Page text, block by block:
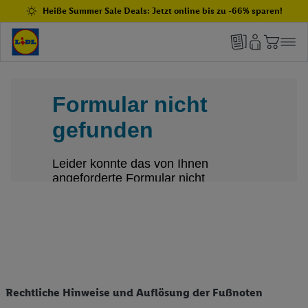
Heiße Summer Sale Deals: Jetzt online bis zu -66% sparen!
Rechtliche Hinweise und Auflösung der Fußnoten